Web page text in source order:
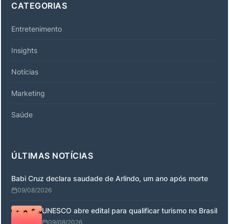
CATEGORIAS
Entretenimento
Insights
Notícias
Marketing
Saúde
ÚLTIMAS NOTÍCIAS
Babi Cruz declara saudade de Arlindo, um ano após morte
09/08/2026
UNESCO abre edital para qualificar turismo no Brasil
09/08/2026